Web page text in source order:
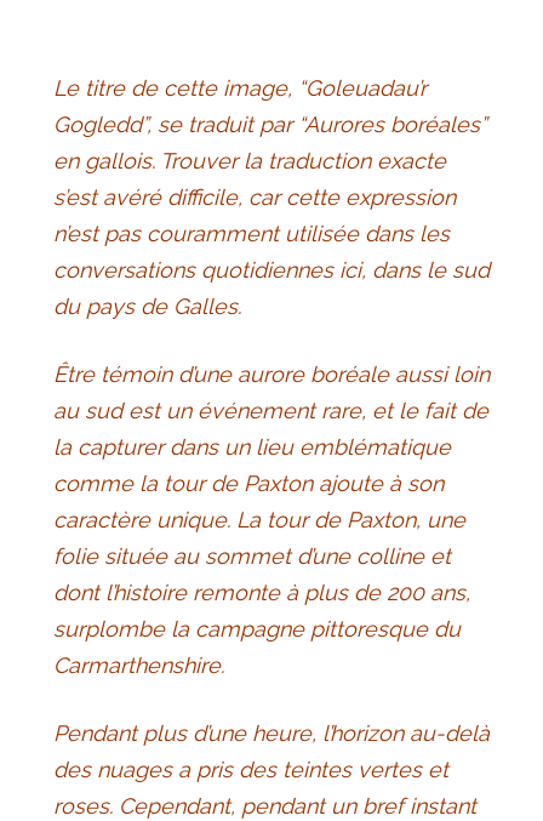
Le titre de cette image, “Goleuadau’r
Gogledd”, se traduit par “Aurores boréales”
en gallois. Trouver la traduction exacte
s’est avéré difficile, car cette expression
n’est pas couramment utilisée dans les
conversations quotidiennes ici, dans le sud
du pays de Galles.
Être témoin d’une aurore boréale aussi loin
au sud est un événement rare, et le fait de
la capturer dans un lieu emblématique
comme la tour de Paxton ajoute à son
caractère unique. La tour de Paxton, une
folie située au sommet d’une colline et
dont l’histoire remonte à plus de 200 ans,
surplombe la campagne pittoresque du
Carmarthenshire.
Pendant plus d’une heure, l’horizon au-delà
des nuages a pris des teintes vertes et
roses. Cependant, pendant un bref instant